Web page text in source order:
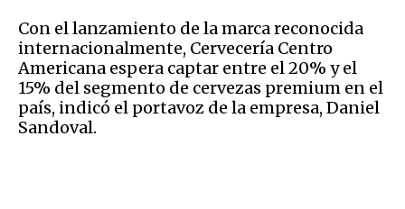
Con el lanzamiento de la marca reconocida
internacionalmente, Cervecería Centro
Americana espera captar entre el 20% y el
15% del segmento de cervezas premium en el
país, indicó el portavoz de la empresa, Daniel
Sandoval.